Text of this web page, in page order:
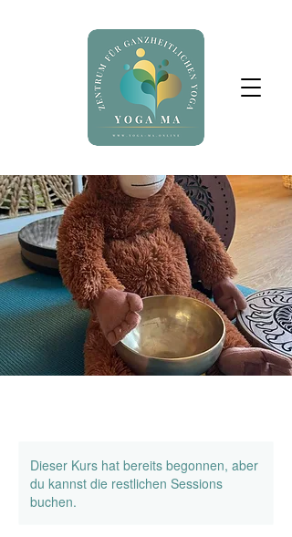
Dieser Kurs hat bereits begonnen, aber
du kannst die restlichen Sessions
buchen.